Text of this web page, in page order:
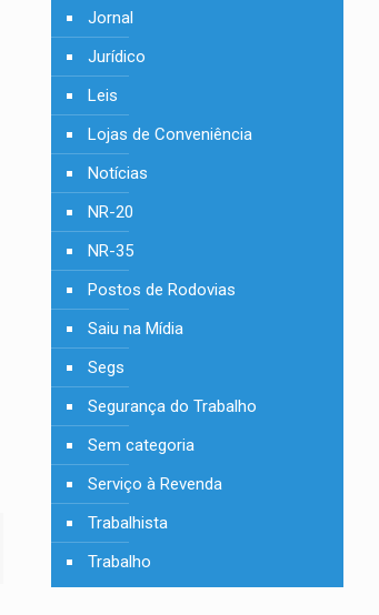
Jornal
Jurídico
Leis
Lojas de Conveniência
Notícias
NR-20
NR-35
Postos de Rodovias
Saiu na Mídia
Segs
Segurança do Trabalho
Sem categoria
Serviço à Revenda
Trabalhista
Trabalho